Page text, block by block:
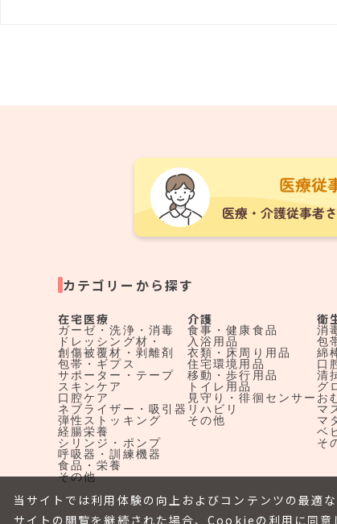
カテゴリーから探す
在宅医療
ガーゼ・洗浄・消毒
ドレッシング材・
創傷被覆材・剥離剤
包帯・ギプス
サポーター・テープ
スキンケア
口腔ケア
ネブライザー・吸引器
弾性ストッキング
経腸栄養
シリンジ・ポンプ
呼吸器・訓練機器
食品・栄養
その他
介護
食事・健康食品
入浴用品
衣類・床周り用品
住宅環境用品
移動・歩行用品
トイレ用品
見守り・徘徊センサー
リハビリ
その他
衛
消
包
綿
口
清
グ
お
マ
マ
ベ
そ
当サイトでは利用体験の向上およびコンテンツの最適
サイトの閲覧を継続された場合、Cookieの利用に同意